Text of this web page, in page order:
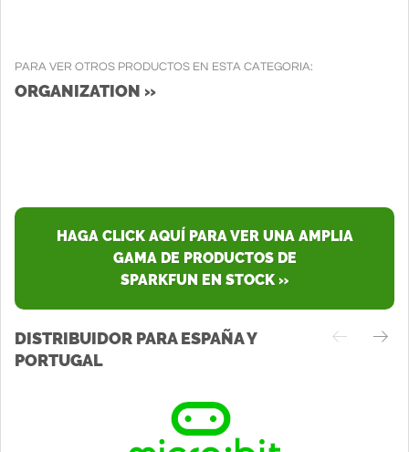
PARA VER OTROS PRODUCTOS EN ESTA CATEGORIA:
ORGANIZATION »
HAGA CLICK AQUÍ PARA VER UNA AMPLIA
GAMA DE PRODUCTOS DE
SPARKFUN EN STOCK »
DISTRIBUIDOR PARA ESPAÑA Y
PORTUGAL